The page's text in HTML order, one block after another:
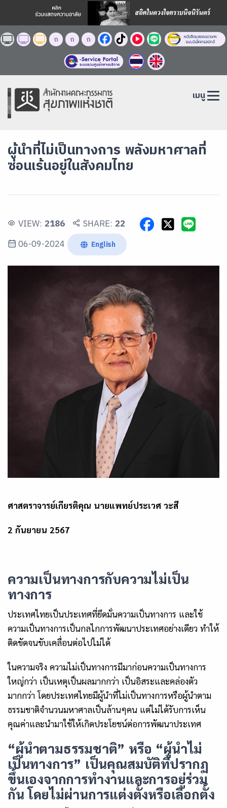
ก ก ก
เมนู
ผู้นำที่ไม่เป็นทางการ พลังมหาศาลที่
ซ่อนเร้นอยู่ในสังคมไทย
VIEW: 2186 SHARE: 22
06-09-2024
English
ศาสตราจารย์เกียรติคุณ นายแพทย์ประเวศ วะสี
2 กันยายน 2567
ความเป็นทางการกับความไม่เป็น
ทางการ
ประเทศไทยเป็นประเทศที่ยึดมั่นความเป็นทางการ และใช้
ความเป็นทางการเป็นกลไกการพัฒนาประเทศอย่างเดียว ทำให้
ติดขัดจนขับเคลื่อนต่อไปไม่ได้
ในความจริง ความไม่เป็นทางการมีมาก่อนความเป็นทางการ
ใหญ่กว่า เป็นเหตุเป็นผลมากกว่า เป็นอิสระและคล่องตัว
มากกว่า โดยประเทศไทยมีผู้นำที่ไม่เป็นทางการหรือผู้นำตาม
ธรรมชาติจำนวนมหาศาลเป็นล้านๆคน แต่ไม่ได้รับการเห็น
คุณค่าและนำมาใช้ให้เกิดประโยชน์ต่อการพัฒนาประเทศ
“ผู้นำตามธรรมชาติ” หรือ “ผู้นำไม่
เป็นทางการ” เป็นคุณสมบัติที่ปรากฏ
ขึ้นเองจากการทำงานและการอยู่ร่วม
กัน โดยไม่ผ่านการแต่งตั้งหรือเลือกตั้ง